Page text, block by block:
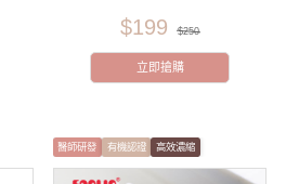
$199 $250
立即搶購
醫師研發 有機認證 高效濃縮